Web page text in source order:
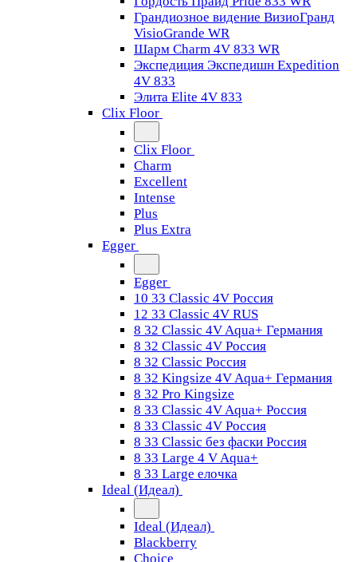
Грандиозное видение ВизиоГранд
VisioGrande WR
Шарм Charm 4V 833 WR
Экспедиция Экспедишн Expedition
4V 833
Элита Elite 4V 833
Clix Floor
Clix Floor
Charm
Excellent
Intense
Plus
Plus Extra
Egger
Egger
10 33 Classic 4V Россия
12 33 Classic 4V RUS
8 32 Classic 4V Aqua+ Германия
8 32 Classic 4V Россия
8 32 Classic Россия
8 32 Kingsize 4V Aqua+ Германия
8 32 Pro Kingsize
8 33 Classic 4V Aqua+ Россия
8 33 Classic 4V Россия
8 33 Classic без фаски Россия
8 33 Large 4 V Aqua+
8 33 Large елочка
Ideal (Идеал)
Ideal (Идеал)
Blackberry
Choice